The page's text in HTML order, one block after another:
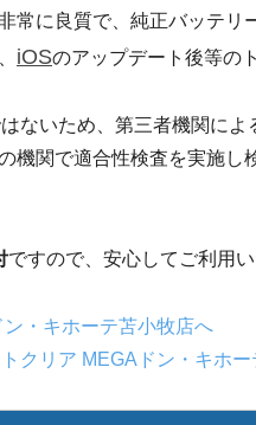
常に良質で、純正バッテリ
iOSのアップデート後等の
ないため、第三者機関によ
機関で適合性検査を実施し
ですので、安心してご利用い
・キホーテ苫小牧店へ
クリア MEGAドン・キホ